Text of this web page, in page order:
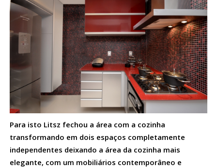
Para isto Litsz fechou a área com a cozinha
transformando em dois espaços completamente
independentes deixando a área da cozinha mais
elegante, com um mobiliários contemporâneo e